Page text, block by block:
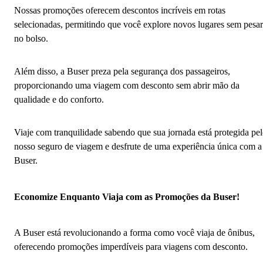
Nossas promoções oferecem descontos incríveis em rotas
selecionadas, permitindo que você explore novos lugares sem pesar
no bolso.
Além disso, a Buser preza pela segurança dos passageiros,
proporcionando uma viagem com desconto sem abrir mão da
qualidade e do conforto.
Viaje com tranquilidade sabendo que sua jornada está protegida
nosso seguro de viagem e desfrute de uma experiência única com a
Buser.
Economize Enquanto Viaja com as Promoções da Buser!
A Buser está revolucionando a forma como você viaja de ônibus,
oferecendo promoções imperdíveis para viagens com desconto.